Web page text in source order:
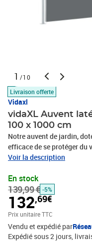
1 /10
Livraison offerte
Vidaxl
vidaXL Auvent
100 x 1000 cm
Notre auvent de jardin,
efficace de se protéger du
assurant votre intimité. La
L'écran d'intimité est doté
automatique et sa largeur
d'extérieur est en polyester
l'eau, avec un revêtement
des accessoires de
anthraciteMatériau : 100%
cadre en acier + rouleau
Voir la description
En stock
139,99 € -5%
132,69€
Prix unitaire TTC
Vendu et expédié par
Expédié sous 2 jours